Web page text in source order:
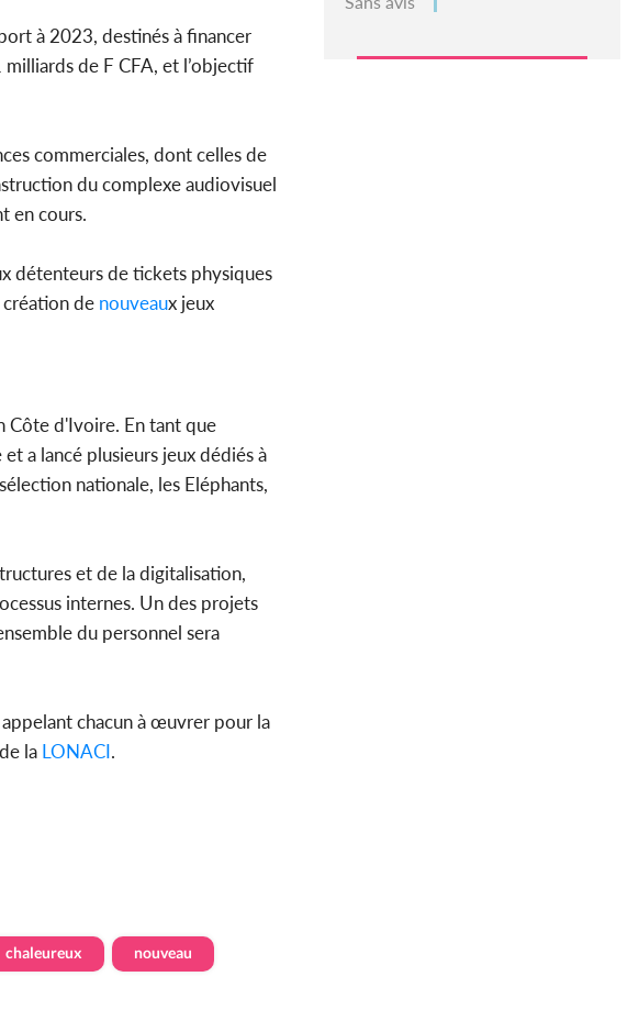
à 2023, destinés à financer
de F CFA, et l’objectif
commerciales, dont celles de
du complexe audiovisuel
en cours.
détenteurs de tickets physiques
de nouveaux jeux
Côte d'Ivoire. En tant que
a lancé plusieurs jeux dédiés à
nationale, les Eléphants,
et de la digitalisation,
internes. Un des projets
du personnel sera
chacun à œuvrer pour la
la LONACI.
chaleureux nouveau